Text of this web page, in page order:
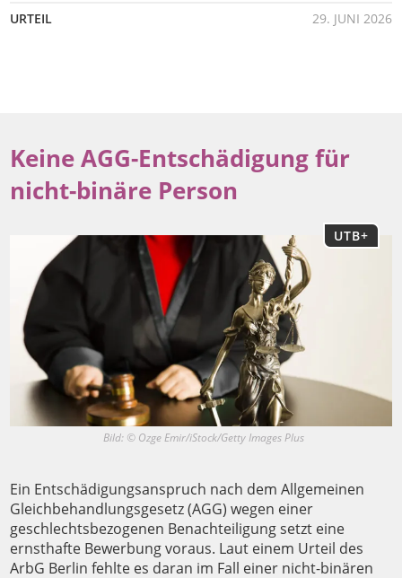
URTEIL 29. JUNI 2026
Keine AGG-Entschädigung für
nicht-binäre Person
UTB+
Bild: © Ozge Emir/iStock/Getty Images Plus
Ein Entschädigungsanspruch nach dem Allgemeinen
Gleichbehandlungsgesetz (AGG) wegen einer
geschlechtsbezogenen Benachteiligung setzt eine
ernsthafte Bewerbung voraus. Laut einem Urteil des
ArbG Berlin fehlte es daran im Fall einer nicht-binären